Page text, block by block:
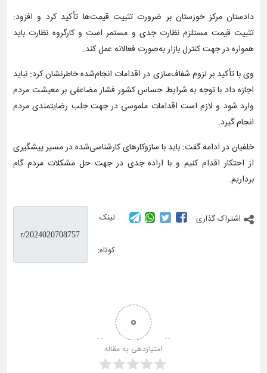
دادستان مرکز خوزستان بر ضرورت تثبیت قیمت‌ها تأکید کرد و افزود:
تثبیت قیمت مستلزم نظارت جدی و مستمر است و کارگروه نظارت باید
همواره در جهت کنترل بازار به‌صورت فعالانه عمل کند.
وی با تأکید بر لزوم شفاف‌سازی در اقدامات انجام‌شده خاطرنشان کرد: نباید
اجازه داد با توجه به شرایط حساس کشور فشار مضاعفی بر معیشت مردم
وارد شود و لازم است اقدامات ملموسی در جهت جلب رضایتمندی مردم
انجام گیرد.
خلفیان در ادامه گفت: باید با سازوکارهای کارشناسی‌شده در مسیر پیشگیری
از احتکار اقدام کنیم و با اراده جدی در جهت حل مشکلات مردم گام
برداریم.
اشتراک گذاری لینک
کوتاه:
0
امتیازدهی به مقاله